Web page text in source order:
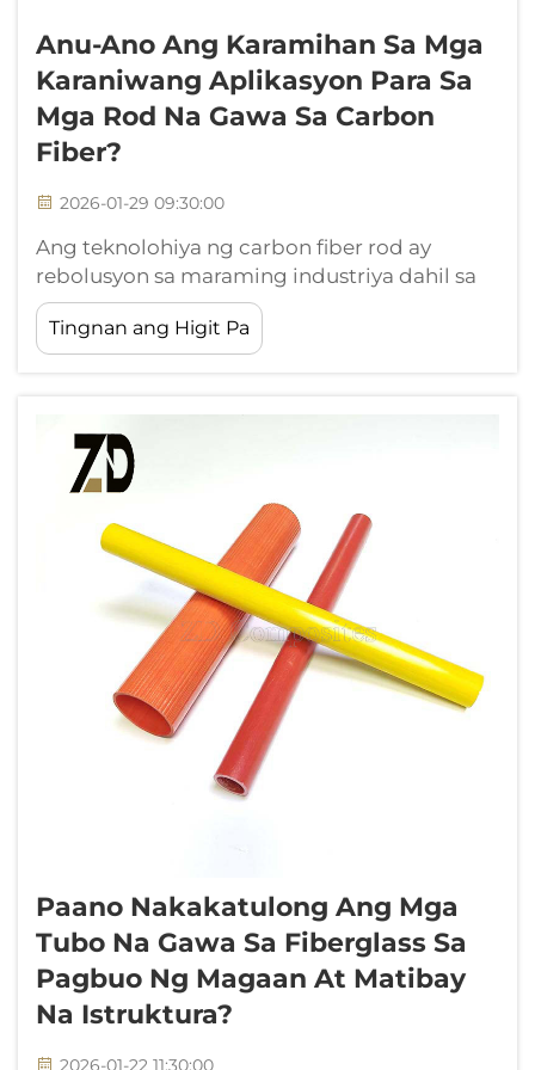
Anu-Ano Ang Karamihan Sa Mga
Karaniwang Aplikasyon Para Sa
Mga Rod Na Gawa Sa Carbon
Fiber?
2026-01-29 09:30:00
Ang teknolohiya ng carbon fiber rod ay
rebolusyon sa maraming industriya dahil sa
napakahusay ng lakas-katimbangan at
kakayahang umangkop nito. Ang mga
advanced composite na materyales na ito ay
matrices upang makalikha ng materyales na
magaan ngunit sobrang lakas...
Tingnan ang Higit Pa
Paano Nakakatulong Ang Mga
Tubo Na Gawa Sa Fiberglass Sa
Pagbuo Ng Magaan At Matibay
Na Istruktura?
2026-01-22 11:30:00